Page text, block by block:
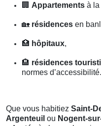
🏢 Appartements à la
🏡 résidences en
🏥 hôpitaux,
🏨 résidences
normes d’accessibilité.
Que vous habitiez Saint-
Argenteuil ou Nogent-